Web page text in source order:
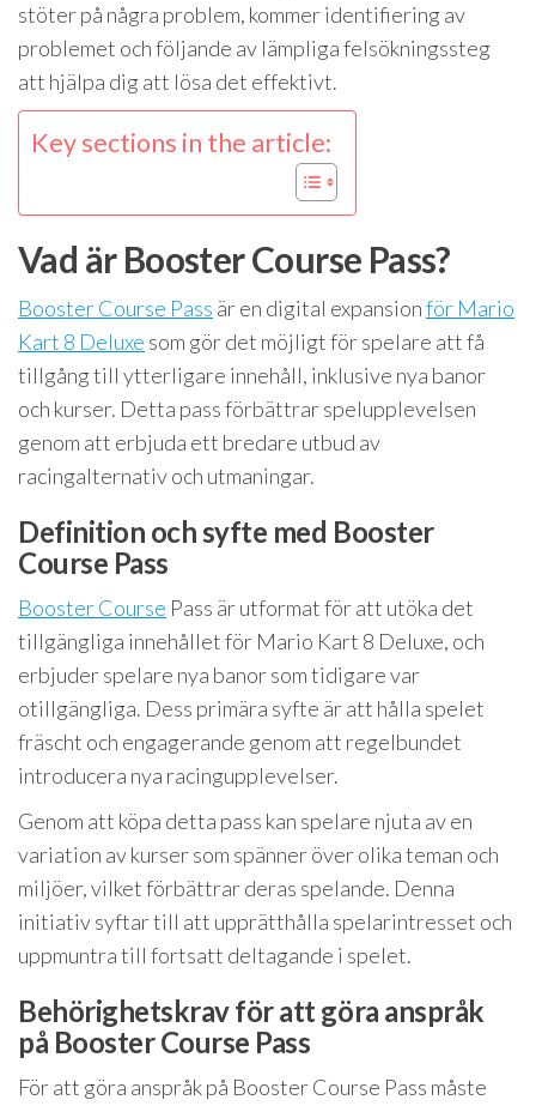
stöter på några problem, kommer identifiering av
problemet och följande av lämpliga felsökningssteg
att hjälpa dig att lösa det effektivt.
Key sections in the article:
Vad är Booster Course Pass?
Booster Course Pass är en digital expansionför Mario
Kart 8 Deluxe som gör det möjligt för spelare att få
tillgång till ytterligare innehåll, inklusive nya banor
och kurser. Detta pass förbättrar spelupplevelsen
genom att erbjuda ett bredare utbud av
racingalternativ och utmaningar.
Definition och syfte med Booster
Course Pass
Booster Course Pass är utformat för att utöka det
tillgängliga innehållet för Mario Kart 8 Deluxe, och
erbjuder spelare nya banor som tidigare var
otillgängliga. Dess primära syfte är att hålla spelet
fräscht och engagerande genom att regelbundet
introducera nya racingupplevelser.
Genom att köpa detta pass kan spelare njuta av en
variation av kurser som spänner över olika teman och
miljöer, vilket förbättrar deras spelande. Denna
initiativ syftar till att upprätthålla spelarintresset och
uppmuntra till fortsatt deltagande i spelet.
Behörighetskrav för att göra anspråk
på Booster Course Pass
För att göra anspråk på Booster Course Pass måste